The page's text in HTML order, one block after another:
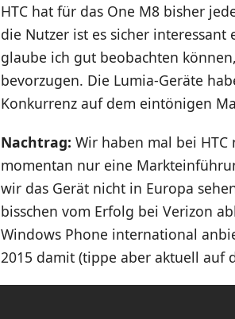
HTC hat für das One M8 bisher
die Nutzer ist es sicher
glaube ich gut beobachten
bevorzugen. Die Lumia-Geräte
Konkurrenz auf dem eintönigen
Nachtrag: Wir haben mal bei
momentan nur eine
wir das Gerät nicht in Europa
bisschen vom Erfolg bei Verizon
Windows Phone international
2015 damit (tippe aber aktuell auf